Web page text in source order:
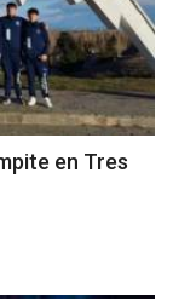
en Tres